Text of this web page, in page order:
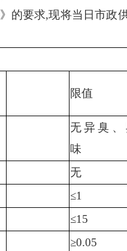
的要求,现将当日市政
限值
无异臭、
味
无
≤1
≤15
≥0.05